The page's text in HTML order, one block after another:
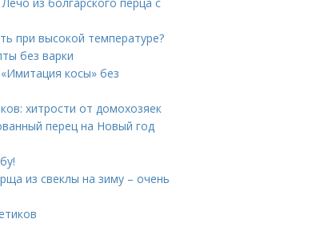
при высокой температуре?
без варки
косы» без
хитрости от домохозяек
перец на Новый год
из свеклы на зиму – очень